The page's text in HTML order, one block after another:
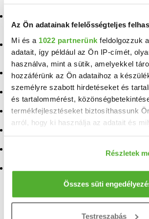
Az Ön adatainak felelősségteljes
Mi és a 1022 partnerünk feldolgozzuk
adatait, így például az Ön IP-címét,
használva, mint a sütik, amelyekkel
hozzáférünk az Ön adataihoz a
személyre szabott hirdetéseket és
és tartalommérést,
termékfejlesztéseket biztosíthassunk
arról, hogy ki használja az adatait és
Információgyűjtés az Ön földrajzi
pár méteres pontossággal
Az Ön készülékén beazonosítása
Részletek
Összes süti
Testreszabás
Somoskőújfalu
Eladó ingatlan
Borsosberény
Eladó ingatlan Kisecset
Eladó ingatlan Vizslás
Eladó ingatlan Becske
Eladó
Eladó
Eladó
Eladó
Eladó
Eladó
Eladó